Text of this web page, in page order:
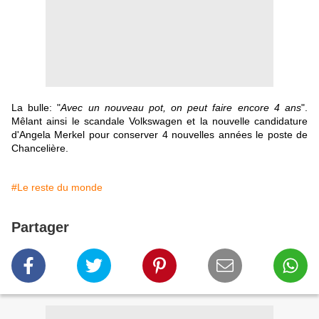
La bulle: "Avec un nouveau pot, on peut faire encore 4 ans".
Mêlant ainsi le scandale Volkswagen et la nouvelle candidature
d'Angela Merkel pour conserver 4 nouvelles années le poste de
Chancelière.
#Le reste du monde
Partager